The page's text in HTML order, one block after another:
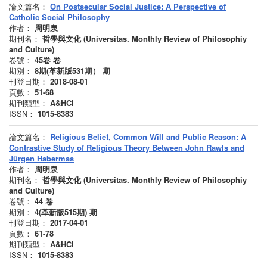
論文篇名： On Postsecular Social Justice: A Perspective of
Catholic Social Philosophy
作者： 周明泉
期刊名： 哲學與文化 (Universitas. Monthly Review of Philosophiy
and Culture)
卷號： 45卷 卷
期別： 8期(革新版531期）
期
刊登日期： 2018-08-01
頁數： 51-68
期刊類型： A&HCI
ISSN： 1015-8383
論文篇名： Religious Belief, Common Will and Public Reason: A
Contrastive Study of Religious Theory Between John Rawls and
Jürgen Habermas
作者： 周明泉
期刊名： 哲學與文化 (Universitas. Monthly Review of Philosophiy
and Culture)
卷號： 44 卷
期別： 4(革新版515期) 期
刊登日期： 2017-04-01
頁數： 61-78
期刊類型： A&HCI
ISSN： 1015-8383